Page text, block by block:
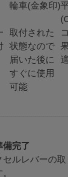
輪車(金象印)
取付された
状態なので
届いた後に
すぐに使用
可能
適
備完了
セルレバーの